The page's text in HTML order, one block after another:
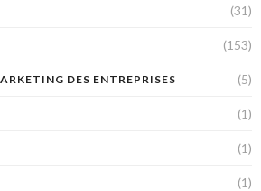
(31)
(153)
DES ENTREPRISES (5)
(1)
(1)
(1)